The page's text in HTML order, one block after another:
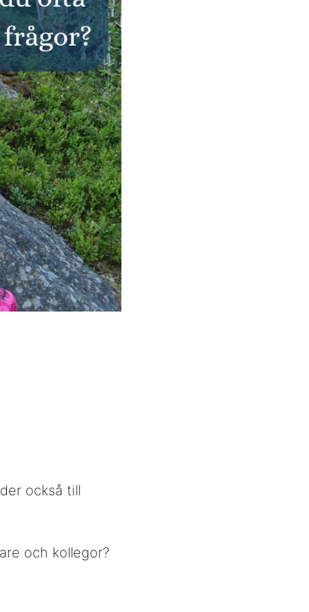
också till
och kollegor?